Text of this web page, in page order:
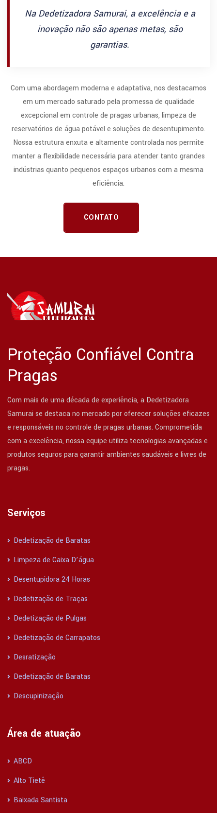
Na Dedetizadora Samurai, a excelência e a
inovação não são apenas metas, são
garantias.
Com uma abordagem moderna e adaptativa, nos destacamos
em um mercado saturado pela promessa de qualidade
excepcional em controle de pragas urbanas, limpeza de
reservatórios de água potável e soluções de desentupimento.
Nossa estrutura enxuta e altamente controlada nos permite
manter a flexibilidade necessária para atender tanto grandes
indústrias quanto pequenos espaços urbanos com a mesma
eficiência.
CONTATO
Proteção Confiável Contra
Pragas
Com mais de uma década de experiência, a Dedetizadora
Samurai se destaca no mercado por oferecer soluções eficazes
e responsáveis no controle de pragas urbanas. Comprometida
com a excelência, nossa equipe utiliza tecnologias avançadas e
produtos seguros para garantir ambientes saudáveis e livres de
pragas.
Serviços
Dedetização de Baratas
Limpeza de Caixa D’água
Desentupidora 24 Horas
Dedetização de Traças
Dedetização de Pulgas
Dedetização de Carrapatos
Desratização
Dedetização de Baratas
Descupinização
Área de atuação
ABCD
Alto Tietê
Baixada Santista